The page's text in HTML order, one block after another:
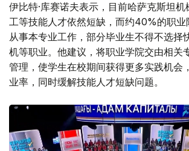
伊比特·库赛诺夫表示，目前哈萨克斯坦
工等技能人才依然短缺，而约40%的职业
从事本专业工作，部分毕业生不得不选择
机等职业。他建议，将职业学院交由相关
管理，使学生在校期间获得更多实践机会
业率，同时缓解技能人才短缺问题。